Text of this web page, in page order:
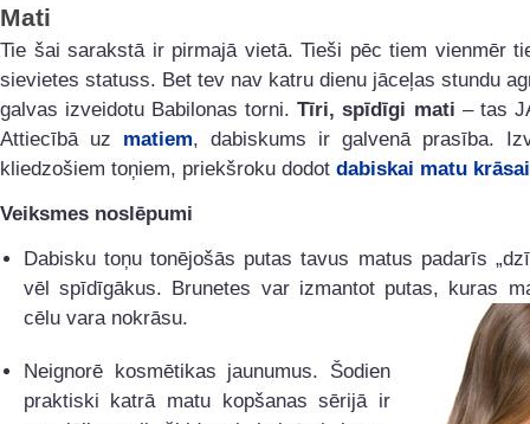
Mati
Tie šai sarakstā ir pirmajā vietā. Tieši pēc tiem vienmēr
sievietes statuss. Bet tev nav katru dienu jāceļas stundu
galvas izveidotu Babilonas torni.Tīri, spīdīgi mati – tas
Attiecībā uz matiem, dabiskums ir galvenā prasība.
kliedzošiem toņiem, priekšroku dodot dabiskai matu krāsai
Veiksmes noslēpumi
Dabisku toņu tonējošās putas tavus matus padarīs
vēl spīdīgākus. Brunetes var izmantot putas, kuras
cēlu vara nokrāsu.
Neignorē kosmētikas jaunumus. Šodien
praktiski katrā matu kopšanas sērijā ir